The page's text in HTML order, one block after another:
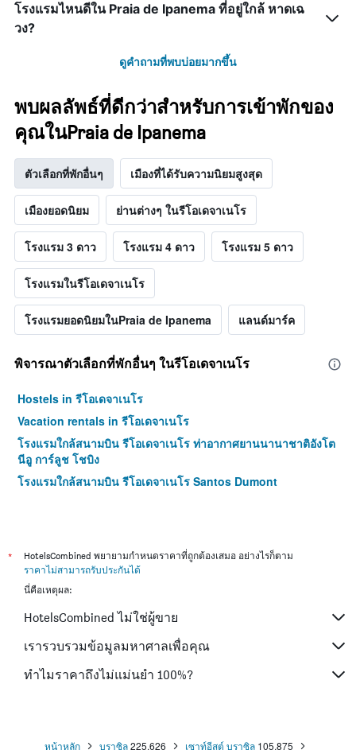
โรงแรมไหนดีใน Praia de Ipanema ที่อยู่ใกล้ หาดเฉ
วง?
ดูคำถามที่พบบ่อยมากขึ้น
พบผลลัพธ์ที่ดีกว่าสำหรับการเข้าพักของ
คุณในPraia de Ipanema
ตัวเลือกที่พักอื่นๆ เมืองที่ได้รับความนิยมสูงสุด
เมืองยอดนิยม ย่านต่างๆ ในรีโอเดจาเนโร
โรงแรม 3 ดาว โรงแรม 4 ดาว โรงแรม 5 ดาว
โรงแรมในรีโอเดจาเนโร
โรงแรมยอดนิยมในPraia de Ipanema แลนด์มาร์ค
พิจารณาตัวเลือกที่พักอื่นๆ ในรีโอเดจาเนโร
Hostels in รีโอเดจาเนโร
Vacation rentals in รีโอเดจาเนโร
โรงแรมใกล้สนามบิน รีโอเดจาเนโร ท่าอากาศยานนานาชาติอังโต
นีอู การ์ลูช โชบิง
โรงแรมใกล้สนามบิน รีโอเดจาเนโร Santos Dumont
*
HotelsCombined พยายามกำหนดราคาที่ถูกต้องเสมอ อย่างไรก็ตาม
ราคาไม่สามารถรับประกันได้
นี่คือเหตุผล:
HotelsCombined ไม่ใช่ผู้ขาย
เรารวบรวมข้อมูลมหาศาลเพื่อคุณ
ทำไมราคาถึงไม่แม่นยำ 100%?
หน้าหลัก บราซิล 225,626 เซาท์อีสต์ บราซิล 105,875